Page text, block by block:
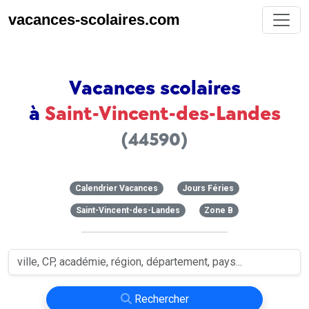
vacances-scolaires.com
Vacances scolaires
à Saint-Vincent-des-Landes
(44590)
Calendrier Vacances Jours Féries
Saint-Vincent-des-Landes Zone B
Rechercher